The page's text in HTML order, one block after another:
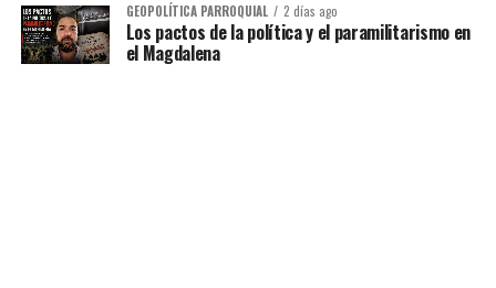
GEOPOLÍTICA PARROQUIAL 2 días ago
Los pactos de la política y el paramilitarismo en
el Magdalena